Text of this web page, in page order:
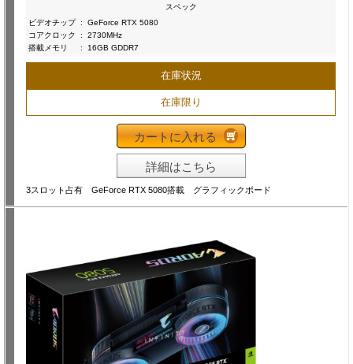
スペック
ビデオチップ :
GeForce RTX 5080
コアクロック
:
2730MHz
搭載メモリ
: 16GB GDDR7
在庫状況
在庫限り
カートに入れる
詳細はこちら
3スロット占有 GeForce RTX 5080搭載 グラフィックボード